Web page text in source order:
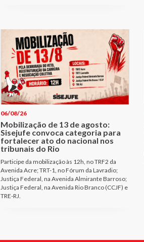
06/08/26
Mobilização de 13 de agosto:
Sisejufe convoca categoria para
fortalecer ato do nacional nos
tribunais do Rio
Participe da mobilização às 12h, no TRF2 da
Avenida Acre; TRT-1, no Fórum da Lavradio;
Justiça Federal, na Avenida Almirante Barroso;
Justiça Federal, na Avenida Rio Branco (CCJF) e
TRE-RJ.